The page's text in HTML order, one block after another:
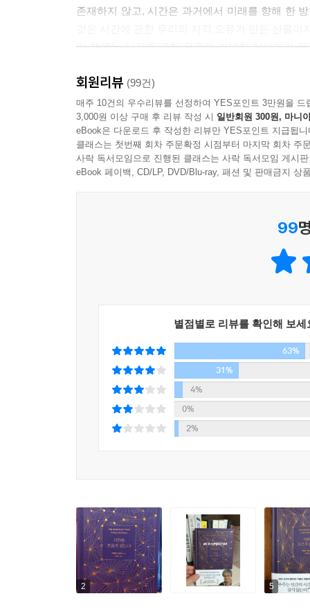
존재하지 않고, 시간은 과거에서 미래를 향해 한
이 책에는 시간에 관한 우주의 거대한 이야기가
것이다. 덤으로 물리학과 철학, 그리고 문학이 한
카를로 로벨리가 이끄는
‘시간이 없는’ 우주를 향한 여행
≪시간은 흐르지 않는다≫는 양자중력 이론의 선
우리가 경험하고 느끼고 알고 있는 시간은 대체
대해 답한다. 그는 “시간에 어떤 순서나 질서가
이 책은 크게 3부로 이루어졌다. 1부에서는 ‘지
동일하게, 과거와 현재, 미래의 순서로 벌어진
모두 틀렸다는 것을 낱낱이 드러낸다. 2부에서는
존재하는 과거-현재-미래, 시간이라는 변수가 없
3부에서는 1부와 2부에서 파괴한 시간을 되돌
코페르니쿠스가 하늘의 운동에 대해 연구하다
카를로 로벨리는 신비스러운 시간의 본질을 파
우리가 시간에 대해 가지고 있는 통념은 ‘유일성’,
있다. 또 시간은 과거에서 미래를 향해 한 방향
규칙적이고 일정하게 흐르는 것으로 여긴다. 하
회원리뷰 (99건)
매주 10건의 우수리뷰를 선정하여 YES포인트 3만원을 드
3,000원 이상 구매 후 리뷰 작성 시 일반회원 300원, 마니
eBook은 다운로드 후 작성한 리뷰만 YES포인트 지급됩니
클래스는 첫번째 회차 주문확정 시점부터 마지막 회차 주
사락 독서모임으로 진행된 클래스는 사락 독서모임 게시
eBook 페이백, CD/LP, DVD/Blu-ray, 패션 및 판매금지 상
99
별점별로 리뷰를 확인해 보세
63%
31%
4%
0%
2%
2 5